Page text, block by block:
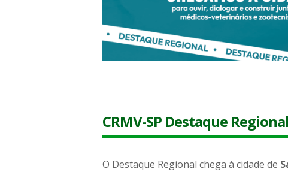
CRMV-SP Destaque
O Destaque Regional chega à cidade de